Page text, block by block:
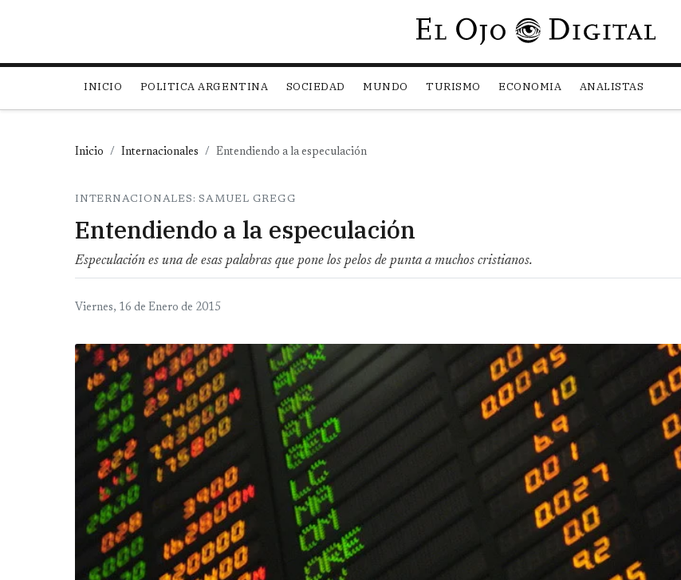
Pasar al contenido principal
INICIO POLITICA ARGENTINA SOCIEDAD MUNDO TURISMO ECONOMIA ANALISTAS
Inicio Internacionales Entendiendo a la especulación
INTERNACIONALES: SAMUEL GREGG
Entendiendo a la especulación
Especulación es una de esas palabras que pone los pelos de punta a muchos cristianos.
Viernes, 16 de Enero de 2015